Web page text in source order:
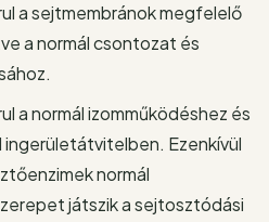
a sejtmembránok megfelelő
a normál csontozat és
a normál izomműködéshez és
ingerületátvitelben. Ezenkívül
normál
játszik a sejtosztódási